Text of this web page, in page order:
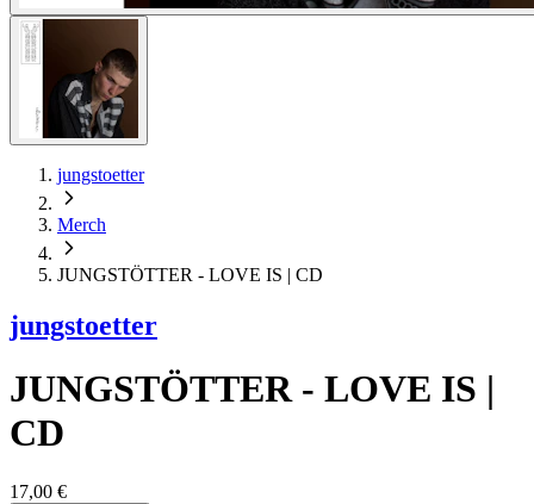
jungstoetter
Merch
JUNGSTÖTTER - LOVE IS | CD
jungstoetter
JUNGSTÖTTER - LOVE IS |
CD
17,00 €